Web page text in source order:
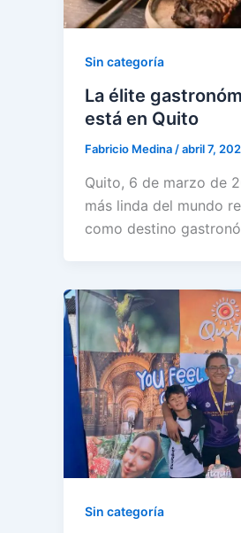
Sin categoría
La élite
está en Quito
Fabricio Medina/abril 7,
Quito, 6 de marzo de
más linda del mundo
como destino
Sin categoría